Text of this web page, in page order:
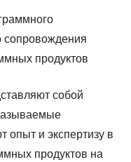
сопровождения
продуктов
собой
опыт и экспертизу в
продуктов на